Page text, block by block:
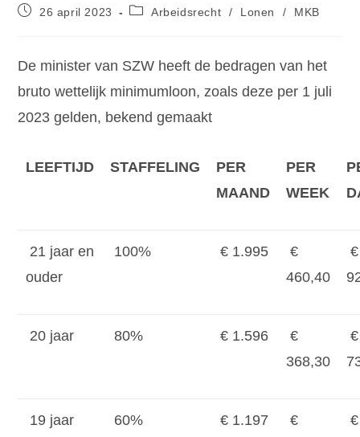
26 april 2023 Arbeidsrecht / Lonen / MKB
De minister van SZW heeft de bedragen van het
bruto wettelijk minimumloon, zoals deze per 1 juli
2023 gelden, bekend gemaakt
LEEFTIJD STAFFELING
PER
MAAND
PER
WEEK
21 jaar en
ouder
100% € 1.995
€
460,40
€
20 jaar 80% € 1.596
€
368,30
€
19 jaar 60% € 1.197
€
€